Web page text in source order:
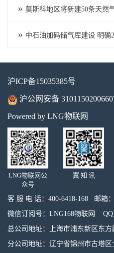
» 莫斯科地区将新建50条天然
» 中石油加码储气库建设 明确
沪ICP备15035385号
沪公网安备
Powered by LNG物联网
LNG物联网公
众号
翼 知 讯
客 服 电 话：400-6418-168 邮箱
微信订阅号：LNG168物联网 QQ
总公司地址：上海市浦东新区东方
分公司地址：辽宁省锦州市古塔区